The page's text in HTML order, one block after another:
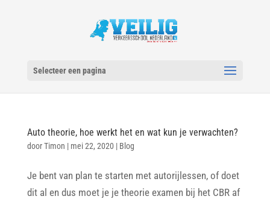
Selecteer een pagina
Auto theorie, hoe werkt het en wat kun je verwachten?
doorTimon | mei 22, 2020 | Blog
Je bent van plan te starten met autorijlessen, of doet
dit al en dus moet je je theorie examen bij het CBR af